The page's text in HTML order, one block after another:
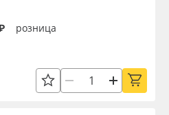
розница